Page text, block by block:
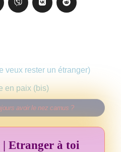
veux rester un étranger)
en paix (bis)
avoir le nez camus ?
Etranger à toi